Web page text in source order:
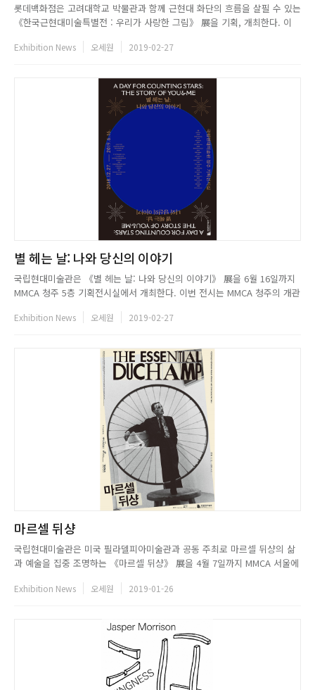
롯데백화점은 고려대학교 박물관과 함께 근현대 화단의 흐름을 살필 수 있는
《한국근현대미술특별전 : 우리가 사랑한 그림》 展을 기획, 개최한다. 이
장욱진, 천경자의 작품을 비롯하여, 20세기 격변의 시기를 지나온 근현대 미
Exhibition News 오세원 2019-02-27
별 헤는 날: 나와 당신의 이야기
국립현대미술관은 《별 헤는 날: 나와 당신의 이야기》 展을 6월 16일까지
MMCA 청주 5층 기획전시실에서 개최한다. 이번 전시는 MMCA 청주의 개관
순간을 포착해낸 예술가들의 작품으로 구성된다. 국내외에서 왕성하게 활동
Exhibition News 오세원 2019-02-27
마르셀 뒤샹
국립현대미술관은 미국 필라델피아미술관과 공동 주최로 마르셀 뒤샹의 삶
과 예술을 집중 조명하는 《마르셀 뒤샹》 展을 4월 7일까지 MMCA 서울에
본적으로 바꾸며 새로운 예술의 정의를 만든 현대미술의 선구자로 평가받는
Exhibition News 오세원 2019-01-26